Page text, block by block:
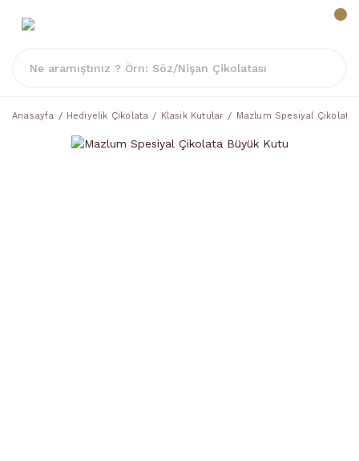
Anasayfa Hediyelik Çikolata Klasik Kutular Mazlum Spesiyal Çikolata